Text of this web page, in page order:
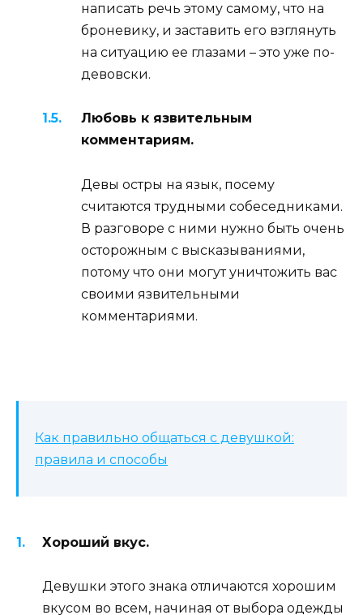
написать речь этому самому, что на
броневику, и заставить его взглянуть
на ситуацию ее глазами – это уже по-
девовски.
Любовь к язвительным
комментариям.
Девы остры на язык, посему
считаются трудными собеседниками.
В разговоре с ними нужно быть очень
осторожным с высказываниями,
потому что они могут уничтожить вас
своими язвительными
комментариями.
Как правильно общаться с девушкой:
правила и способы
Хороший вкус.
Девушки этого знака отличаются хорошим
вкусом во всем, начиная от выбора одежды